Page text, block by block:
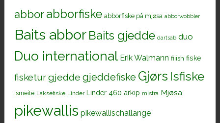
abborabborfiske abborfiske på mjøsa abborwobbler
Baits abbor Baits gjedde dartsab duo
Duo international Erik Walmann fiiish fiske
fisketurgjedde gjeddefiske Gjørs Isfiske
Ismeite Laksefiske Linder Linder 460 arkip mistra Mjøsa
pikewallis pikewallischallange